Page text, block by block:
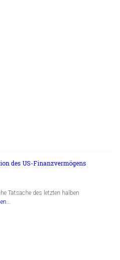
des US-Finanzvermögens
Tatsache des letzten halben